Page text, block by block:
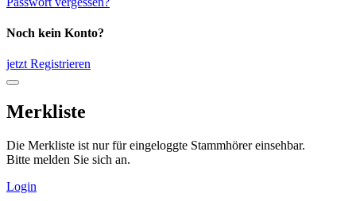
Noch kein Konto?
jetzt Registrieren
Merkliste
Die Merkliste ist nur für eingeloggte Stammhörer einsehbar.
Bitte melden Sie sich an.
Login